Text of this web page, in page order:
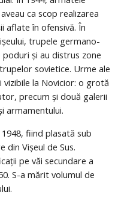
ca scop realizarea
aflate în ofensivă. În
trupele germano-
și au distrus zone
sovietice. Urme ale
la Novicior: o grotă
precum și două galerii
armamentului.
fiind plasată sub
Vișeul de Sus.
pe văi secundare a
S-a mărit volumul de